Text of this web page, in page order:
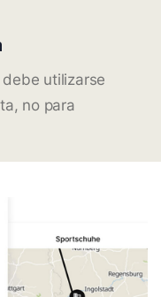
utilizarse
no para